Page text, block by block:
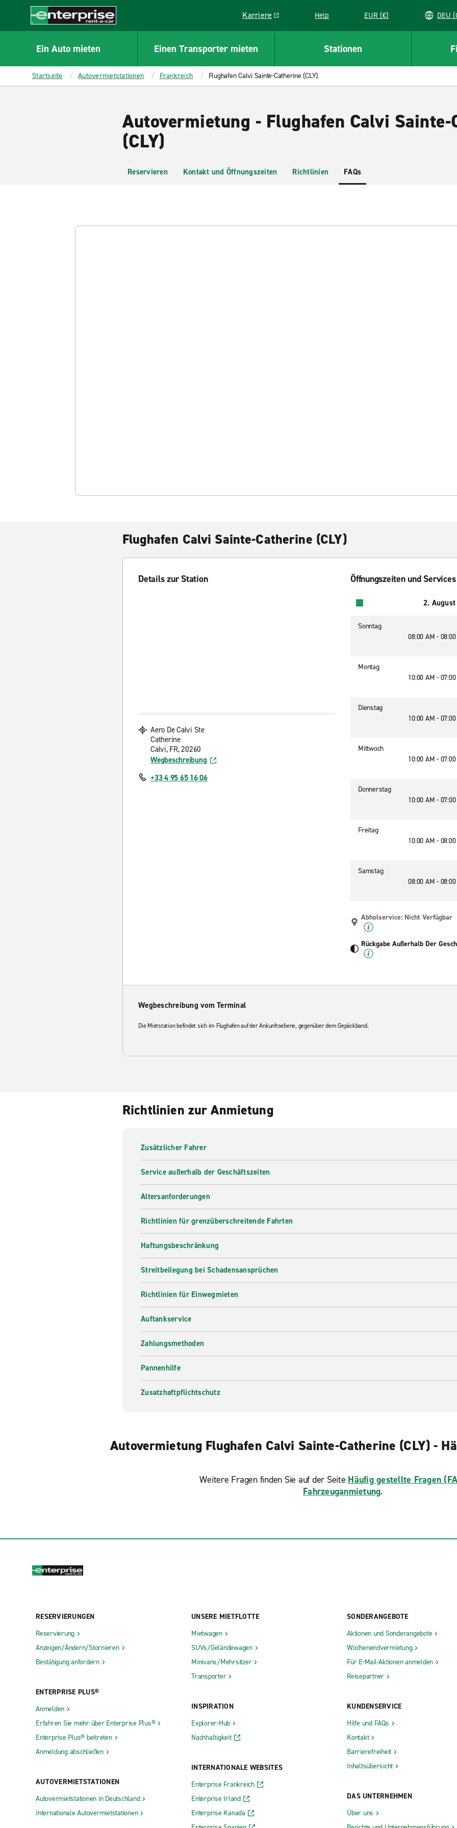
CONTENT
Enterprise
Karriere
Link opens in a new window
Help EUR (€)
Ein Auto mieten Einen Transporter mieten Stationen
Startseite Autovermietstationen Frankreich Flughafen Calvi Sainte-Catherine (CLY)
Autovermietung - Flughafen Calvi Sainte-
(CLY)
Reservieren Kontakt und Öffnungszeiten Richtlinien FAQs
Flughafen Calvi Sainte-Catherine (CLY)
Details zur Station
Aero De Calvi Ste
Catherine
Calvi, FR, 20260
Wegbeschreibung
+33 4 95 65 16 06
Öffnungszeiten und Services
2.
Sonntag
08:00 AM -
Montag
10:00 AM -
Dienstag
10:00 AM -
Mittwoch
10:00 AM -
Donnerstag
10:00 AM -
Freitag
10:00 AM -
Samstag
08:00 AM -
Abholservice: Nicht Verfügbar
Rückgabe Außerhalb Der
Wegbeschreibung vom Terminal
Die Mietstation befindet sich im Flughafen auf der Ankunftsebene, gegenüber dem Gepäckband.
Richtlinien zur Anmietung
Zusätzlicher Fahrer
Service außerhalb der Geschäftszeiten
Altersanforderungen
Richtlinien für grenzüberschreitende Fahrten
Haftungsbeschränkung
Streitbeilegung bei Schadensansprüchen
Richtlinien für Einwegmieten
Auftankservice
Zahlungsmethoden
Pannenhilfe
Zusatzhaftpflichtschutz
Autovermietung Flughafen Calvi Sainte-Catherine (CLY) -
Weitere Fragen finden Sie auf der Seite Häufig gestellte Fragen
Fahrzeuganmietung.
RESERVIERUNGEN
Reservierung
Anzeigen/Ändern/Stornieren
Bestätigung anfordern
ENTERPRISE PLUS®
Anmelden
Erfahren Sie mehr über Enterprise Plus®
Enterprise Plus® beitreten
Anmeldung abschließen
AUTOVERMIETSTATIONEN
Autovermietstationen in Deutschland
Internationale Autovermietstationen
UNSERE MIETFLOTTE
Mietwagen
SUVs/Geländewagen
Minivans/Mehrsitzer
Transporter
INSPIRATION
Explorer-Hub
Nachhaltigkeit
INTERNATIONALE WEBSITES
Enterprise Frankreich
Enterprise Irland
Enterprise Kanada
SONDERANGEBOTE
Aktionen und Sonderangebote
Wochenendvermietung
Für E-Mail-Aktionen anmelden
Reisepartner
KUNDENSERVICE
Hilfe und FAQs
Kontakt
Barrierefreiheit
Inhaltsübersicht
DAS UNTERNEHMEN
Über uns